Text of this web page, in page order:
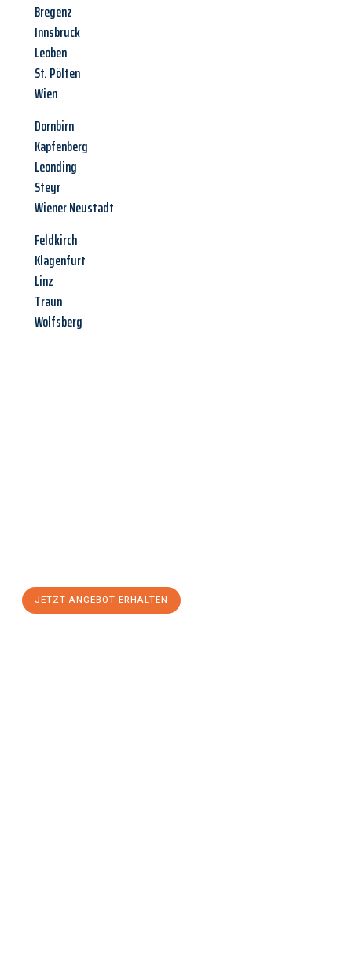
Bregenz
Innsbruck
Leoben
St. Pölten
Wien
Dornbirn
Kapfenberg
Leonding
Steyr
Wiener Neustadt
Feldkirch
Klagenfurt
Linz
Traun
Wolfsberg
JETZT ANGEBOT ERHALTEN